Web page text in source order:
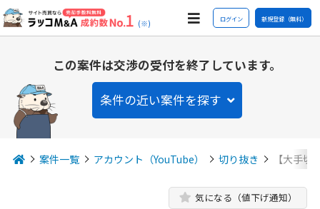
(※) ログイン 新規登録（無料）
この案件は交渉の受付を終了しています。
条件の近い案件を探す
案件一覧 アカウント（YouTube） 切り抜き 【大手
気になる（値下げ通知）